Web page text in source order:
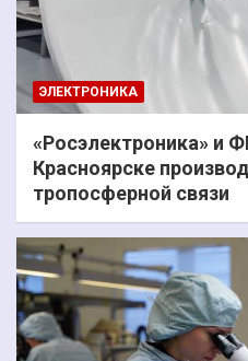
ЭЛЕКТРОНИКА
«Росэлектроника» и
Красноярске
тропосферной связи